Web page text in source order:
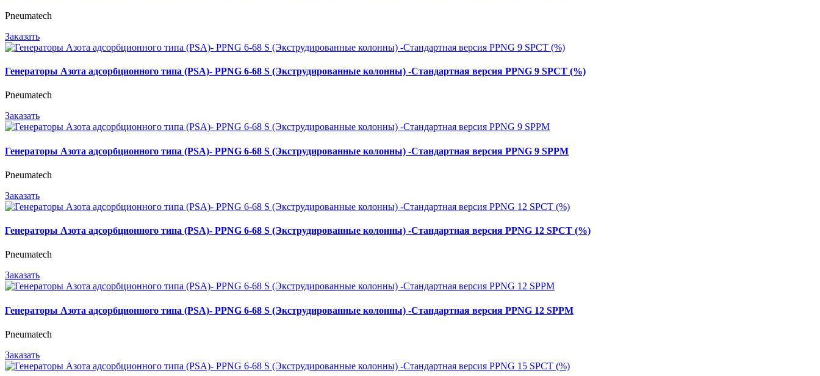
Pneumatech
Заказать
Генераторы Азота адсорбционного типа (PSA)- PPNG 6-68 S (Экструдированные колонны) -Стандартная версия PPNG 9 SPCT (%)
Pneumatech
Заказать
Генераторы Азота адсорбционного типа (PSA)- PPNG 6-68 S (Экструдированные колонны) -Стандартная версия PPNG 9 SPPM
Pneumatech
Заказать
Генераторы Азота адсорбционного типа (PSA)- PPNG 6-68 S (Экструдированные колонны) -Стандартная версия PPNG 12 SPCT (%)
Pneumatech
Заказать
Генераторы Азота адсорбционного типа (PSA)- PPNG 6-68 S (Экструдированные колонны) -Стандартная версия PPNG 12 SPPM
Pneumatech
Заказать